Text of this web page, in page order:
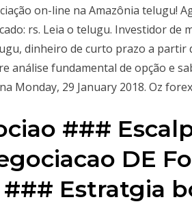
on-line na Amazônia telugu!
rs. Leia o telugu. Investidor de
dinheiro de curto prazo a partir
análise fundamental de opção e
Monday, 29 January 2018. Oz
###
DE
Estratgia